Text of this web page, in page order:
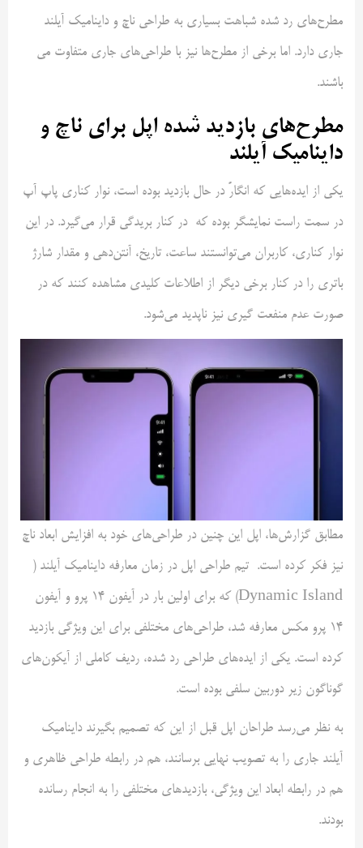
مطرح‌های رد شده شباهت بسیاری به طراحی ناچ و داینامیک آیلند
جاری دارد. اما برخی از مطرح‌ها نیز با طراحی‌های جاری متفاوت می
باشند.
مطرح‌های بازدید شده اپل برای ناچ و
داینامیک آیلند
یکی از ایده‌هایی که انگارً در حال بازدید بوده است، نوار کناری پاپ آپ
در سمت راست نمایشگر بوده که در کنار بریدگی قرار می‌گیرد. در این
نوار کناری، کاربران می‌توانستند ساعت، تاریخ، آنتن‌دهی و مقدار شارژ
باتری را در کنار برخی دیگر از اطلاعات کلیدی مشاهده کنند که در
صورت عدم منفعت گیری نیز ناپدید می‌شود.
مطابق گزارش‌ها، اپل این چنین در طراحی‌های خود به افزایش ابعاد ناچ
نیز فکر کرده است. تیم طراحی اپل در زمان معارفه داینامیک آیلند (
Dynamic Island) که برای اولین بار در آیفون 14 پرو و آیفون
14 پرو مکس معارفه شد، طراحی‌های مختلفی برای این ویژگی بازدید
کرده است. یکی از ایده‌های طراحی رد شده، ردیف کاملی از آیکون‌های
گوناگون زیر دوربین سلفی بوده است.
به نظر می‌رسد طراحان اپل قبل از این که تصمیم بگیرند داینامیک
آیلند جاری را به تصویب نهایی برسانند، هم در رابطه طراحی ظاهری و
هم در رابطه ابعاد این ویژگی، بازدید‌های مختلفی را به انجام رسانده
بودند.